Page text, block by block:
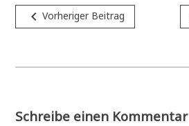
Beitragsnavigation
navigate_beforeVorheriger Beitrag
Schreibe einen Kommentar